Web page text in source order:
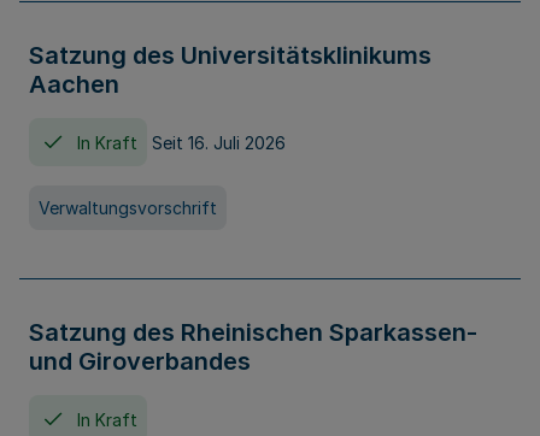
Satzung des Universitätsklinikums
Aachen
In Kraft Seit 16. Juli 2026
Verwaltungsvorschrift
Satzung des Rheinischen Sparkassen-
und Giroverbandes
In Kraft